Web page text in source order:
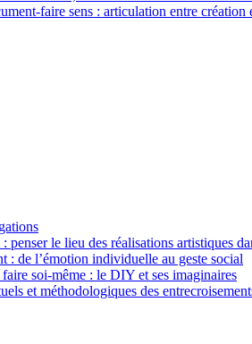
faire sens : articulation entre
penser le lieu des réalisations artistiques
: de l’émotion individuelle au geste social
soi-même : le DIY et ses imaginaires
et méthodologiques des